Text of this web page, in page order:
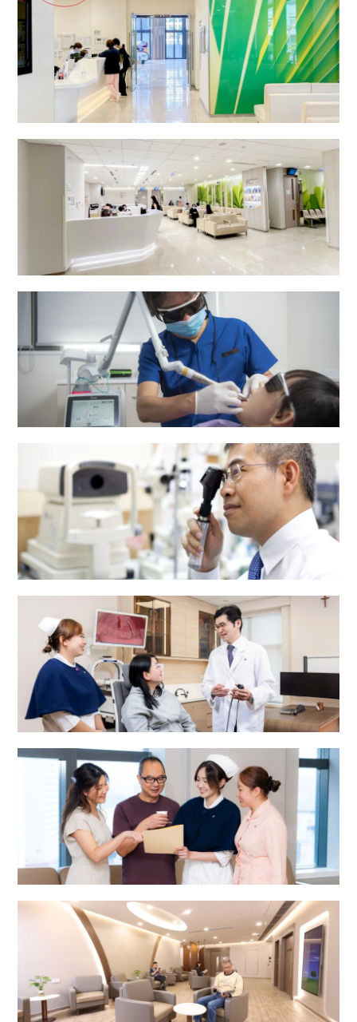
二十四小時門診部（普通科）
專科門診部
眼科中心
耳鼻喉科中心
綜合專科中心